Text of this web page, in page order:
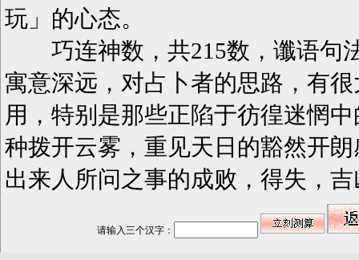
玩」的心态。
巧连神数，共215数，谶语句
寓意深远，对占卜者的思路，有
用，特别是那些正陷于彷徨迷惘
种拨开云雾，重见天日的豁然开
出来人所问之事的成败，得失，
请输入三个汉字：